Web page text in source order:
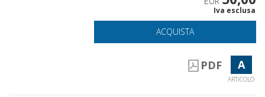
Iva esclusa
ACQUISTA
PDF A
ARTICOLO